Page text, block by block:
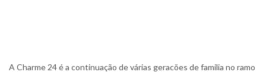
A Charme 24 é a continuação de várias geracões de familia no ramo